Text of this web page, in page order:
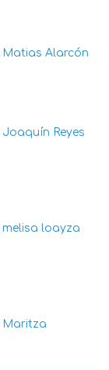
Matias Alarcón
Joaquín Reyes
melisa loayza
Maritza